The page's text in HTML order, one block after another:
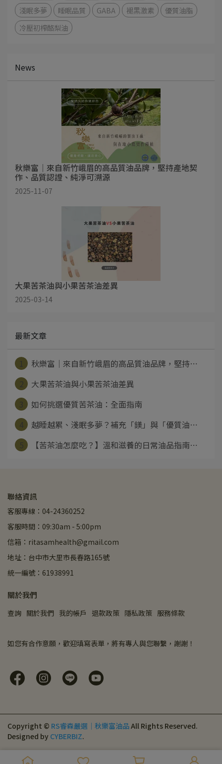
淺眠多夢
睡眠品質 GABA 褪黑激素
優質油脂
冷壓初榨酪梨油
News
秋樂富｜來自新竹峨眉的高品質油品牌，堅持產地契
作、品質認證、純淨可溯源
2025-11-07
大果苦茶油與小果苦茶油差異
2025-03-14
最新文章
秋樂富｜來自新竹峨眉的高品質油品牌，堅持⋯
大果苦茶油與小果苦茶油差異
如何挑選優質苦茶油：全面指南
越睡越累、淺眠多夢？補充「鎂」與「優質油⋯
【苦茶油怎麼吃？】溫和滋養的日常油品指南⋯
聯絡資訊
客服專線：04-24360252
客服時間：09:30am - 5:00pm
信箱：ritasamhealth@gmail.com
地址：台中市大里市長春路165號
統一編號：61938991
關於我們
查詢 關於我們 我的帳戶 退款政策 隱私政策 服務條款
如您有合作意願，歡迎填寫表單，將有專人與您聯繫，謝謝！
Copyright © RS睿森嚴選｜秋樂富油品All Rights Reserved.
Designed by CYBERBIZ.